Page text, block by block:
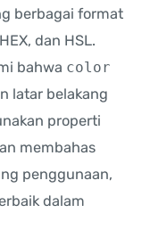
berbagai format
dan HSL.
bahwa color
latar belakang
properti
membahas
penggunaan,
dalam